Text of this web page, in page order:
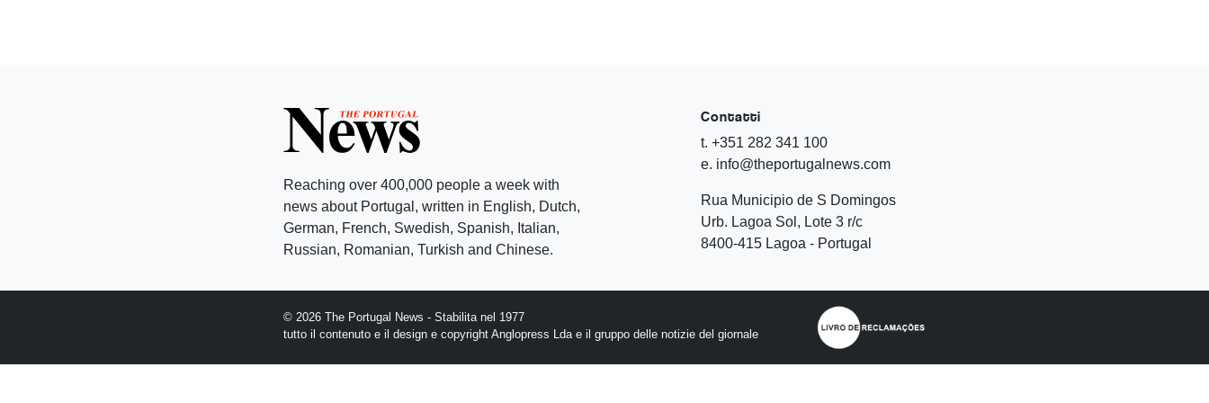
Reaching over 400,000 people a week with
news about Portugal, written in English, Dutch,
German, French, Swedish, Spanish, Italian,
Russian, Romanian, Turkish and Chinese.
Contatti
t. +351 282 341 100
e. info@theportugalnews.com
Rua Municipio de S Domingos
Urb. Lagoa Sol, Lote 3 r/c
8400-415 Lagoa - Portugal
© 2026 The Portugal News - Stabilita nel 1977
tutto il contenuto e il design e copyright Anglopress Lda e il gruppo delle notizie del giornale